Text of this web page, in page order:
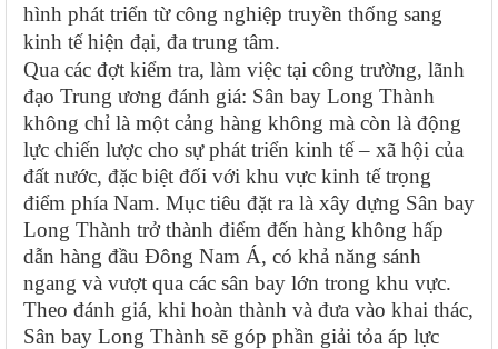
hình phát triển từ công nghiệp truyền thống sang
kinh tế hiện đại, đa trung tâm.
Qua các đợt kiểm tra, làm việc tại công trường, lãnh
đạo Trung ương đánh giá: Sân bay Long Thành
không chỉ là một cảng hàng không mà còn là động
lực chiến lược cho sự phát triển kinh tế – xã hội của
đất nước, đặc biệt đối với khu vực kinh tế trọng
điểm phía Nam. Mục tiêu đặt ra là xây dựng Sân bay
Long Thành trở thành điểm đến hàng không hấp
dẫn hàng đầu Đông Nam Á, có khả năng sánh
ngang và vượt qua các sân bay lớn trong khu vực.
Theo đánh giá, khi hoàn thành và đưa vào khai thác,
Sân bay Long Thành sẽ góp phần giải tỏa áp lực